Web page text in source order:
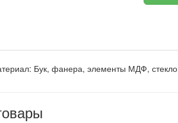
Бук, фанера, элементы МДФ, стекло